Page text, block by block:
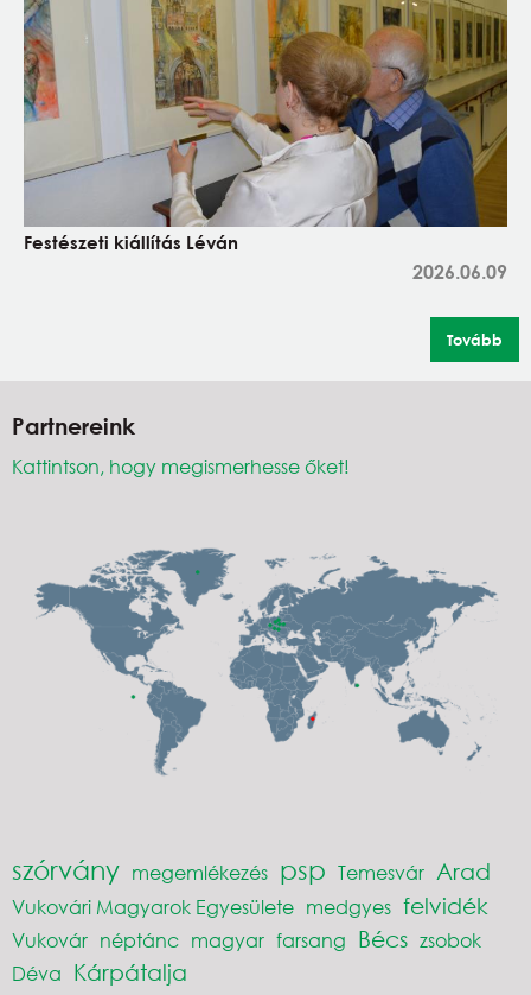
Festészeti kiállítás Léván
2026.06.09
Tovább
Partnereink
Kattintson, hogy megismerhesse őket!
szórvány megemlékezés psp Temesvár Arad
Vukovári Magyarok Egyesülete medgyes felvidék
Vukovár néptánc magyar farsang Bécs zsobok
Déva Kárpátalja